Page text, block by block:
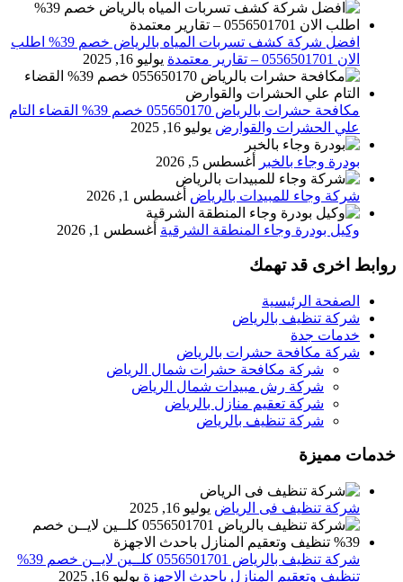
افضل شركة كشف تسربات المياه بالرياض خصم 39% اطلب
الان 0556501701‬‏ – تقارير معتمدة
يوليو 16, 2025
مكافحة حشرات بالرياض 055650170 خصم 39% القضاء التام
علي الحشرات والقوارض يوليو 16, 2025
بودرة وجاء بالخبر أغسطس 5, 2026
شركة وجاء للمبيدات بالرياض أغسطس 1, 2026
وكيل بودرة وجاء المنطقة الشرقية أغسطس 1, 2026
روابط اخرى قد تهمك
الصفحة الرئيسية
شركة تنظيف بالرياض
خدمات جدة
شركة مكافحة حشرات بالرياض
شركة مكافحة حشرات شمال الرياض
شركة رش مبيدات شمال الرياض
شركة تعقيم منازل بالرياض
شركة تنظيف بالرياض
خدمات مميزة
شركة تنظيف فى الرياض يوليو 16, 2025
شركة تنظيف بالرياض 0556501701 كلــين لايــن خصم 39%
تنظيف وتعقيم المنازل باحدث الاجهزة يوليو 16, 2025